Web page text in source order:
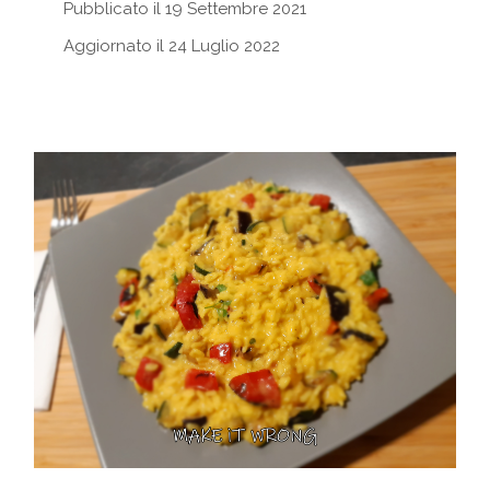
Pubblicato il 19 Settembre 2021
Aggiornato il 24 Luglio 2022